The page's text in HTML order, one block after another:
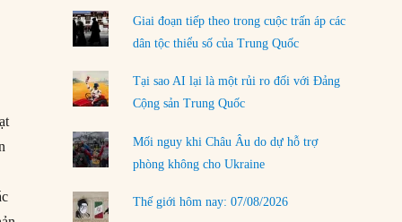
Đặt cược vào thất bại: Các quỹ đầu tư mạo
hiểm quốc gia và khía cạnh chính trị của vốn
02/08/2026
Làm thế nào để kết thúc Chiến tranh Iran?
01/08/2026
Chiến lược kế tiếp của Bắc Kinh ở Biển Đông
31/07/2026
Giai đoạn tiếp theo trong cuộc trấn áp các
dân tộc thiểu số của Trung Quốc
Tại sao AI lại là một rủi ro đối với Đảng
Cộng sản Trung Quốc
Mối nguy khi Châu Âu do dự hỗ trợ
phòng không cho Ukraine
Thế giới hôm nay: 07/08/2026